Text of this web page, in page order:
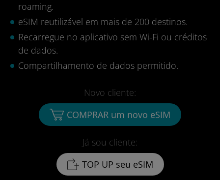
roaming.
eSIM reutilizável em mais de 200 destinos.
Recarregue no aplicativo sem Wi-Fi ou créditos
de dados.
Compartilhamento de dados permitido.
Já sou cliente:
TOP UP seu eSIM
Novo cliente:
COMPRAR um novo eSIM